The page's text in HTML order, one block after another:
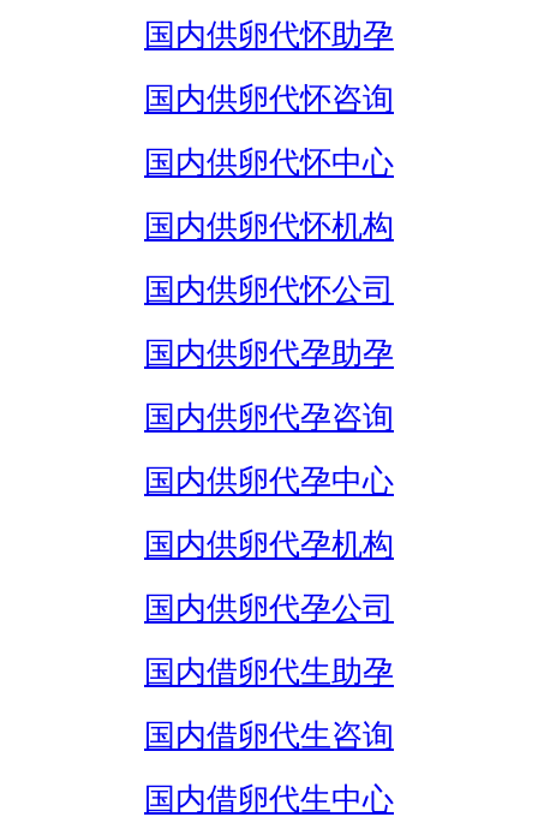
国内供卵代怀助孕
国内供卵代怀咨询
国内供卵代怀中心
国内供卵代怀机构
国内供卵代怀公司
国内供卵代孕助孕
国内供卵代孕咨询
国内供卵代孕中心
国内供卵代孕机构
国内供卵代孕公司
国内借卵代生助孕
国内借卵代生咨询
国内借卵代生中心